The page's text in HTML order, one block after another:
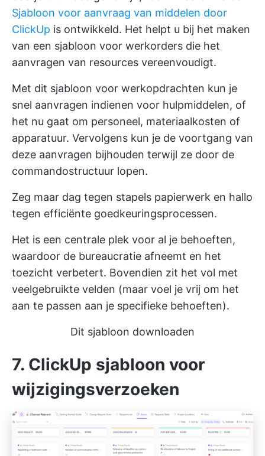
Sjabloon voor aanvraag van middelen door
ClickUp is ontwikkeld. Het helpt u bij het maken
van een sjabloon voor werkorders die het
aanvragen van resources vereenvoudigt.
Met dit sjabloon voor werkopdrachten kun je
snel aanvragen indienen voor hulpmiddelen, of
het nu gaat om personeel, materiaalkosten of
apparatuur. Vervolgens kun je de voortgang van
deze aanvragen bijhouden terwijl ze door de
commandostructuur lopen.
Zeg maar dag tegen stapels papierwerk en hallo
tegen efficiënte goedkeuringsprocessen.
Het is een centrale plek voor al je behoeften,
waardoor de bureaucratie afneemt en het
toezicht verbetert. Bovendien zit het vol met
veelgebruikte velden (maar voel je vrij om het
aan te passen aan je specifieke behoeften).
Dit sjabloon downloaden
7. ClickUp sjabloon voor
wijzigingsverzoeken